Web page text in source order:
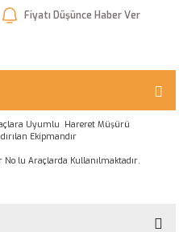
Fiyatı Düşünce Haber Ver
Uyumlu Hareret Müşürü
Ekipmandır
No lu Araçlarda Kullanılmaktadır.